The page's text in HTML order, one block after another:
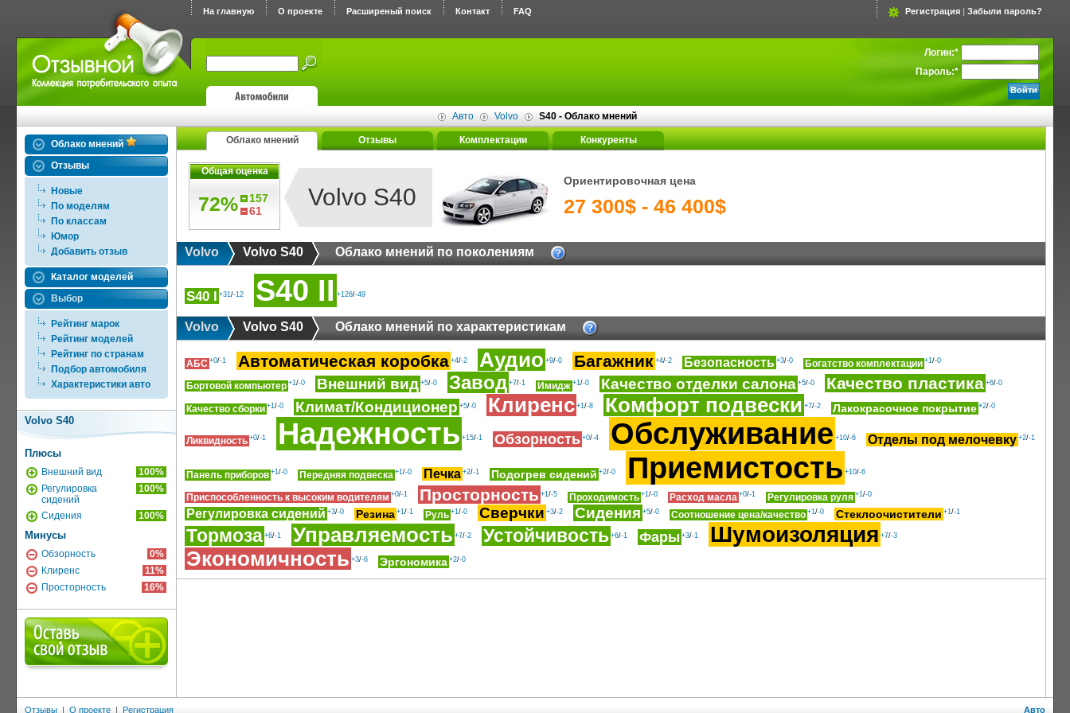
На главную О проекте Расширеный поиск Контакт FAQ Регистрация | Забыли пароль?
Логин:*
Пароль:*
Авто Volvo S40 - Облако мнений
Облако мнений
Отзывы
Новые
По моделям
По классам
Юмор
Добавить отзыв
Каталог моделей
Выбор
Рейтинг марок
Рейтинг моделей
Рейтинг по странам
Подбор автомобиля
Характеристики авто
Volvo S40
Плюсы
Внешний вид
100%
Регулировка
сидений
100%
Сидения 100%
Минусы
Обзорность
0%
Клиренс
11%
Просторность
16%
Облако мнений Отзывы Комплектации Конкуренты
Общая оценка
72%
157
61
Volvo S40
Ориентировочная цена
27 300$ - 46 400$
Volvo Volvo S40 Облако мнений по поколениям
S40 I +31/-12 S40 II +126/-49
Volvo Volvo S40 Облако мнений по характеристикам
АБС +0/-1 Автоматическая коробка +4/-2 Аудио +9/-0 Багажник +4/-2 Безопасность +3/-0 Богатство комплектации +1/-0
Бортовой компьютер +1/-0 Внешний вид +5/-0 Завод +7/-1 Имидж +1/-0 Качество отделки салона +5/-0 Качество пластика +6/-0
Качество сборки +1/-0 Климат/Кондиционер +5/-0 Клиренс +1/-8 Комфорт подвески +7/-2 Лакокрасочное покрытие +2/-0
Ликвидность +0/-1 Надежность +15/-1 Обзорность +0/-4 Обслуживание +10/-6 Отделы под мелочевку +2/-1
Панель приборов +1/-0 Передняя подвеска +1/-0 Печка +2/-1 Подогрев сидений +2/-0 Приемистость +10/-6
Приспособленность к высоким водителям +0/-1 Просторность +1/-5 Проходимость +1/-0 Расход масла +0/-1 Регулировка руля +1/-0
Регулировка сидений +3/-0 Резина +1/-1 Руль +1/-0 Сверчки +3/-2 Сидения +5/-0 Соотношение цена/качество +1/-0 Стеклоочистители +1/-1
Тормоза +6/-1 Управляемость +7/-2 Устойчивость +6/-1 Фары +3/-1 Шумоизоляция +7/-3
Экономичность +3/-6 Эргономика +2/-0
Отзывы | О проекте | Регистрация Авто